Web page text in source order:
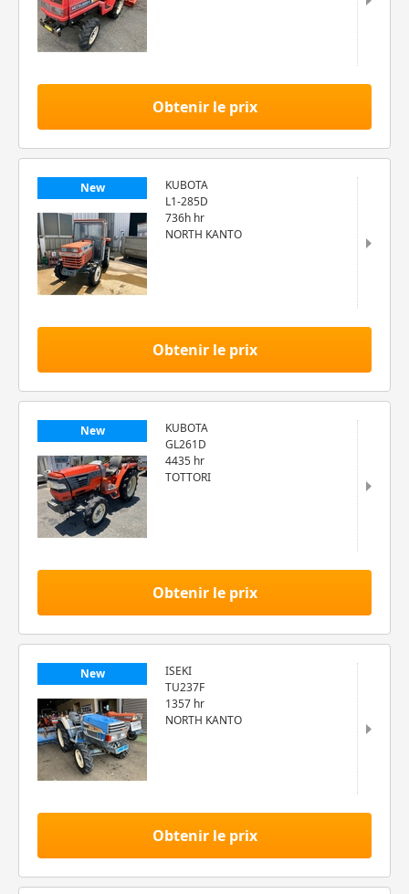
Obtenir le prix
New
KUBOTA
L1-285D
736h hr
NORTH KANTO
Obtenir le prix
New
KUBOTA
GL261D
4435 hr
TOTTORI
Obtenir le prix
New
ISEKI
TU237F
1357 hr
NORTH KANTO
Obtenir le prix